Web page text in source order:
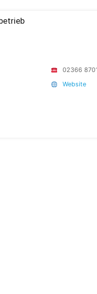
02366
Website